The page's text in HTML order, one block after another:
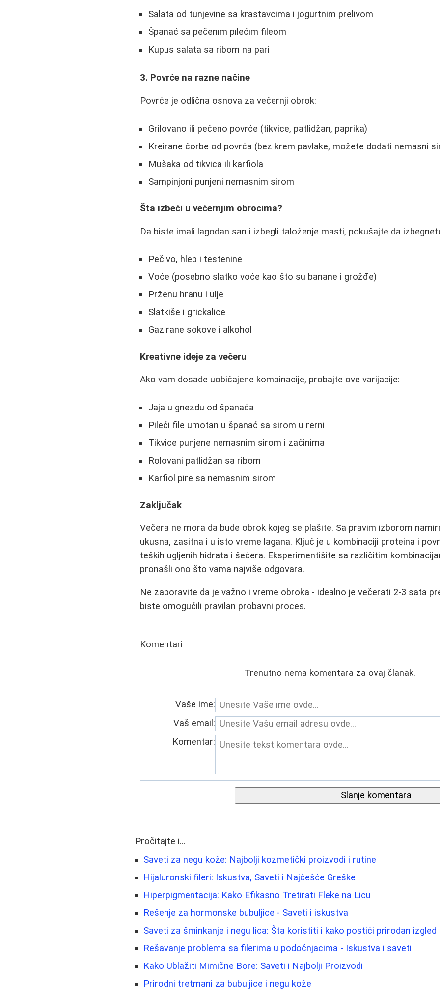
Salata od tunjevine sa krastavcima i jogurtnim prelivom
Španać sa pečenim pilećim fileom
Kupus salata sa ribom na pari
3. Povrće na razne načine
Povrće je odlična osnova za večernji obrok:
Grilovano ili pečeno povrće (tikvice, patlidžan, paprika)
Kreirane čorbe od povrća (bez krem pavlake, možete dodati nemasni
Mušaka od tikvica ili karfiola
Sampinjoni punjeni nemasnim sirom
Šta izbeći u večernjim obrocima?
Da biste imali lagodan san i izbegli taloženje masti, pokušajte da
Pečivo, hleb i testenine
Voće (posebno slatko voće kao što su banane i grožđe)
Prženu hranu i ulje
Slatkiše i grickalice
Gazirane sokove i alkohol
Kreativne ideje za večeru
Ako vam dosade uobičajene kombinacije, probajte ove varijacije:
Jaja u gnezdu od španaća
Pileći file umotan u španać sa sirom u rerni
Tikvice punjene nemasnim sirom i začinima
Rolovani patlidžan sa ribom
Karfiol pire sa nemasnim sirom
Zaključak
Večera ne mora da bude obrok kojeg se plašite. Sa pravim izborom
ukusna, zasitna i u isto vreme lagana. Ključ je u kombinaciji proteina i
teških ugljenih hidrata i šećera. Eksperimentišite sa različitim
pronašli ono što vama najviše odgovara.
Ne zaboravite da je važno i vreme obroka - idealno je večerati 2-3 sata
biste omogućili pravilan probavni proces.
Komentari
Trenutno nema komentara za ovaj članak.
Vaše ime:
Vaš email:
Komentar:
Slanje komentara
Pročitajte i...
Saveti za negu kože: Najbolji kozmetički proizvodi i rutine
Hijaluronski fileri: Iskustva, Saveti i Najčešće Greške
Hiperpigmentacija: Kako Efikasno Tretirati Fleke na Licu
Rešenje za hormonske bubuljice - Saveti i iskustva
Saveti za šminkanje i negu lica: Šta koristiti i kako postići prirodan izgled
Rešavanje problema sa filerima u podočnjacima - Iskustva i saveti
Kako Ublažiti Mimične Bore: Saveti i Najbolji Proizvodi
Prirodni tretmani za bubuljice i negu kože